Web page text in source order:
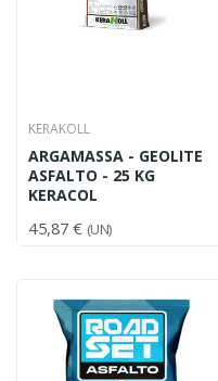
KERAKOLL
ARGAMASSA - GEOLITE
ASFALTO - 25 KG
KERACOL
45,87 € (UN)